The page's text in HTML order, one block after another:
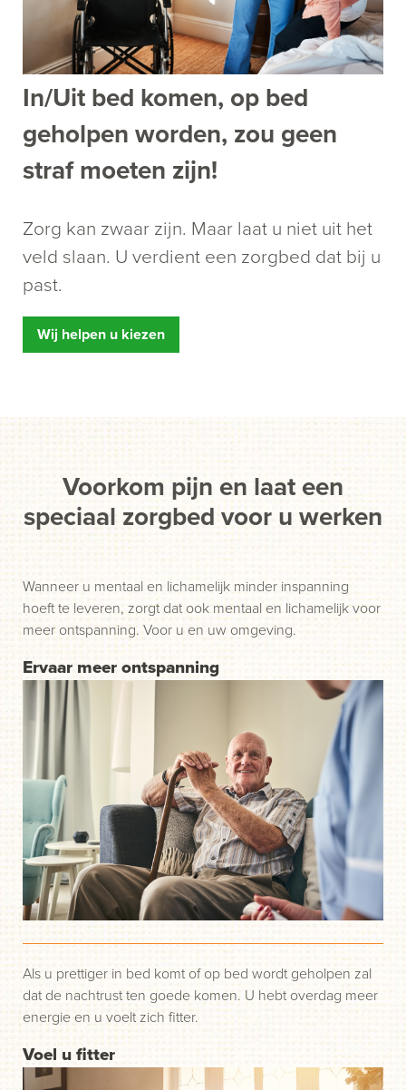
In/Uit bed komen, op bed
geholpen worden, zou geen
straf moeten zijn!
Zorg kan zwaar zijn. Maar laat u niet uit het
veld slaan. U verdient een zorgbed dat bij u
past.
Wij helpen u kiezen
Voorkom pijn en laat een
speciaal zorgbed voor u werken
Ervaar meer ontspanning
Wanneer u mentaal en lichamelijk minder inspanning
hoeft te leveren, zorgt dat ook mentaal en lichamelijk voor
meer ontspanning. Voor u en uw omgeving.
Voel u fitter
Als u prettiger in bed komt of op bed wordt geholpen zal
dat de nachtrust ten goede komen. U hebt overdag meer
energie en u voelt zich fitter.